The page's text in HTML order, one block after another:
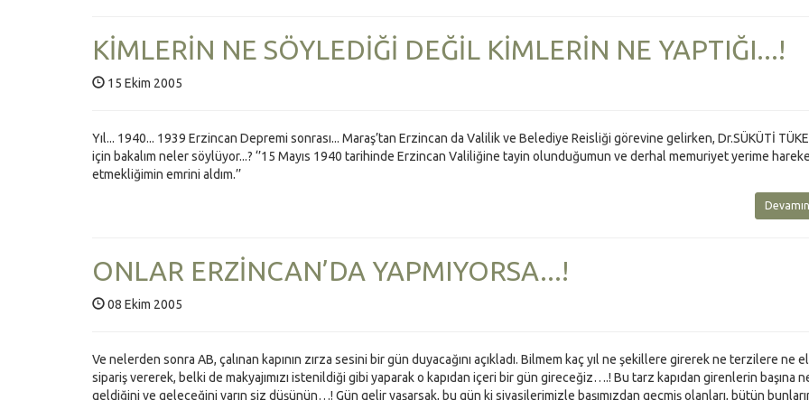
KİMLERİN NE SÖYLEDİĞİ DEĞİL KİMLERİN NE YAPTIĞI...!
15 Ekim 2005
Yıl... 1940... 1939 Erzincan Depremi sonrası... Maraş’tan Erzincan da Valilik ve Belediye Reisliği görevine gelirken, Dr.SÜKÜTİ
için bakalım neler söylüyor...? ‘’15 Mayıs 1940 tarihinde Erzincan Valiliğine tayin olunduğumun ve derhal memuriyet yerime
etmekliğimin emrini aldım.’’
ONLAR ERZİNCAN’DA YAPMIYORSA...!
08 Ekim 2005
Ve nelerden sonra AB, çalınan kapının zırza sesini bir gün duyacağını açıkladı. Bilmem kaç yıl ne şekillere girerek ne terzilere ne
sipariş vererek, belki de makyajımızı istenildiği gibi yaparak o kapıdan içeri bir gün gireceğiz….! Bu tarz kapıdan girenlerin başına
geldiğini ve geleceğini varın siz düşünün…! Gün gelir yaşarsak, bu gün ki siyasilerimizle başımızdan geçmiş olanları, bütün